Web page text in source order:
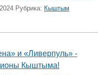
Рубрика: Кыштым
и «Ливерпуль» -
Кыштыма!